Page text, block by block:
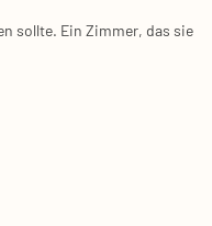
soll­te. Ein Zim­mer, das sie